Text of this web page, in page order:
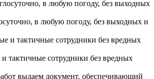
в любую погоду, без выходных и
тактичные сотрудники без вредных